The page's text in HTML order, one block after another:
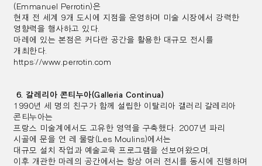
(Emmanuel Perrotin)은
현재 전 세계 9개 도시에 지점을 운영하며
미술 시장에서 강력한
영향력을 행사하고 있다.
마레에 있는 본점은 커다란 공간을 활용한 대규모 전시를
개최한다.
https://www.perrotin.com
6. 갈레리아 콘티누아(Galleria Continua)
1990년 세 명의 친구가 함께 설립한 이탈리아 갤러리 갈레리아
콘티누아는
프랑스 미술계에서도 고유한 영역을 구축했다. 2007년 파리
시골에 문을 연 레 물랑(Les Moulins)에서는
대규모 설치 작업과 예술교육 프로그램을 선보여왔으며,
이후 개관한 마레의 공간에서는 항상 여러 전시를 동시에 진행하며